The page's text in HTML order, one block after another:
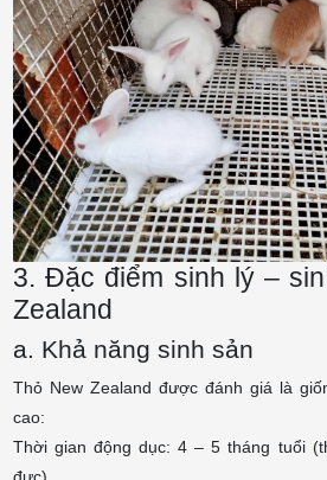
3. Đặc điểm sinh lý –
Zealand
a. Khả năng sinh sản
Thỏ New Zealand được đánh giá là
cao:
Thời gian động dục: 4 – 5 tháng tuổi
đực).